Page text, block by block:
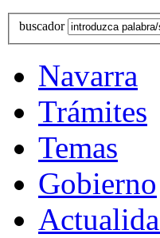
buscador
Navarra
Trámites
Temas
Gobierno